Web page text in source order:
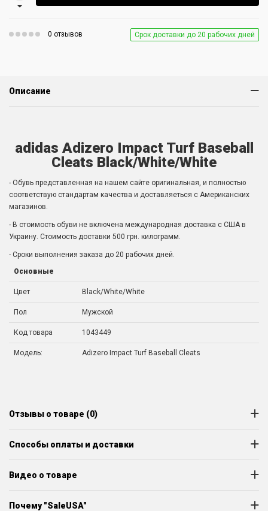
0 отзывов Срок доставки до 20 рабочих дней
Описание
adidas Adizero Impact Turf Baseball
Cleats Black/White/White
- Обувь представленная на нашем сайте оригинальная, и полностью
соответствую стандартам качества и доставляеться с Американских
магазинов.
- В стоимость обуви не включена международная доставка с США в
Украину. Стоимость доставки 500 грн. килограмм.
- Сроки выполнения заказа до 20 рабочих дней.
Основные
Цвет Black/White/White
Пол Мужской
Код товара 1043449
Модель: Adizero Impact Turf Baseball Cleats
Отзывы о товаре (0)
Способы оплаты и доставки
Видео о товаре
Почему "SaleUSA"